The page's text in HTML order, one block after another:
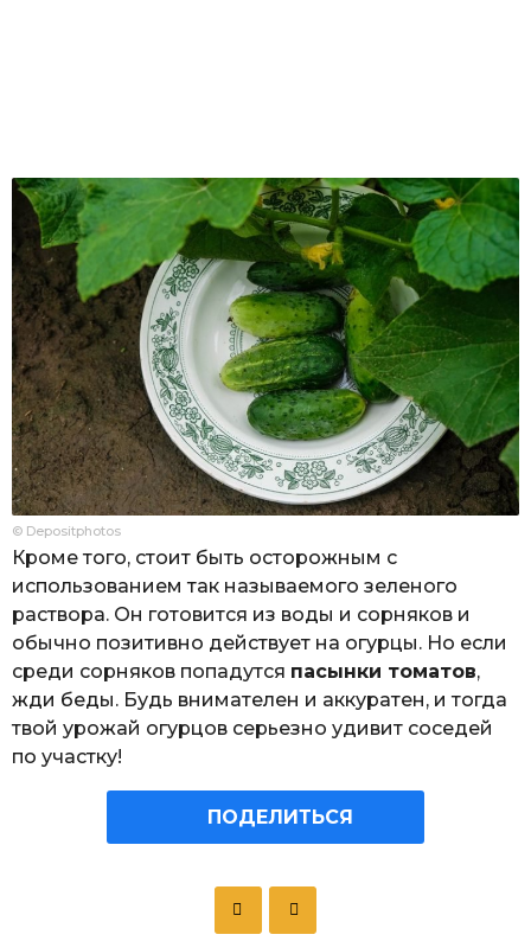
© Depositphotos
Кроме того, стоит быть осторожным с
использованием так называемого зеленого
раствора. Он готовится из воды и сорняков и
обычно позитивно действует на огурцы. Но если
среди сорняков попадутся пасынки томатов,
жди беды. Будь внимателен и аккуратен, и тогда
твой урожай огурцов серьезно удивит соседей
по участку!
ПОДЕЛИТЬСЯ